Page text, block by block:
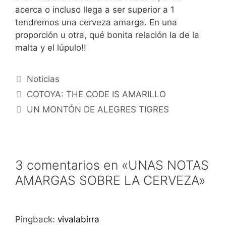
acerca o incluso llega a ser superior a 1
tendremos una cerveza amarga. En una
proporción u otra, qué bonita relación la de la
malta y el lúpulo!!
Categorías
Noticias
COTOYA: THE CODE IS AMARILLO
UN MONTÓN DE ALEGRES TIGRES
3 comentarios en «UNAS NOTAS
AMARGAS SOBRE LA CERVEZA»
Pingback: vivalabirra